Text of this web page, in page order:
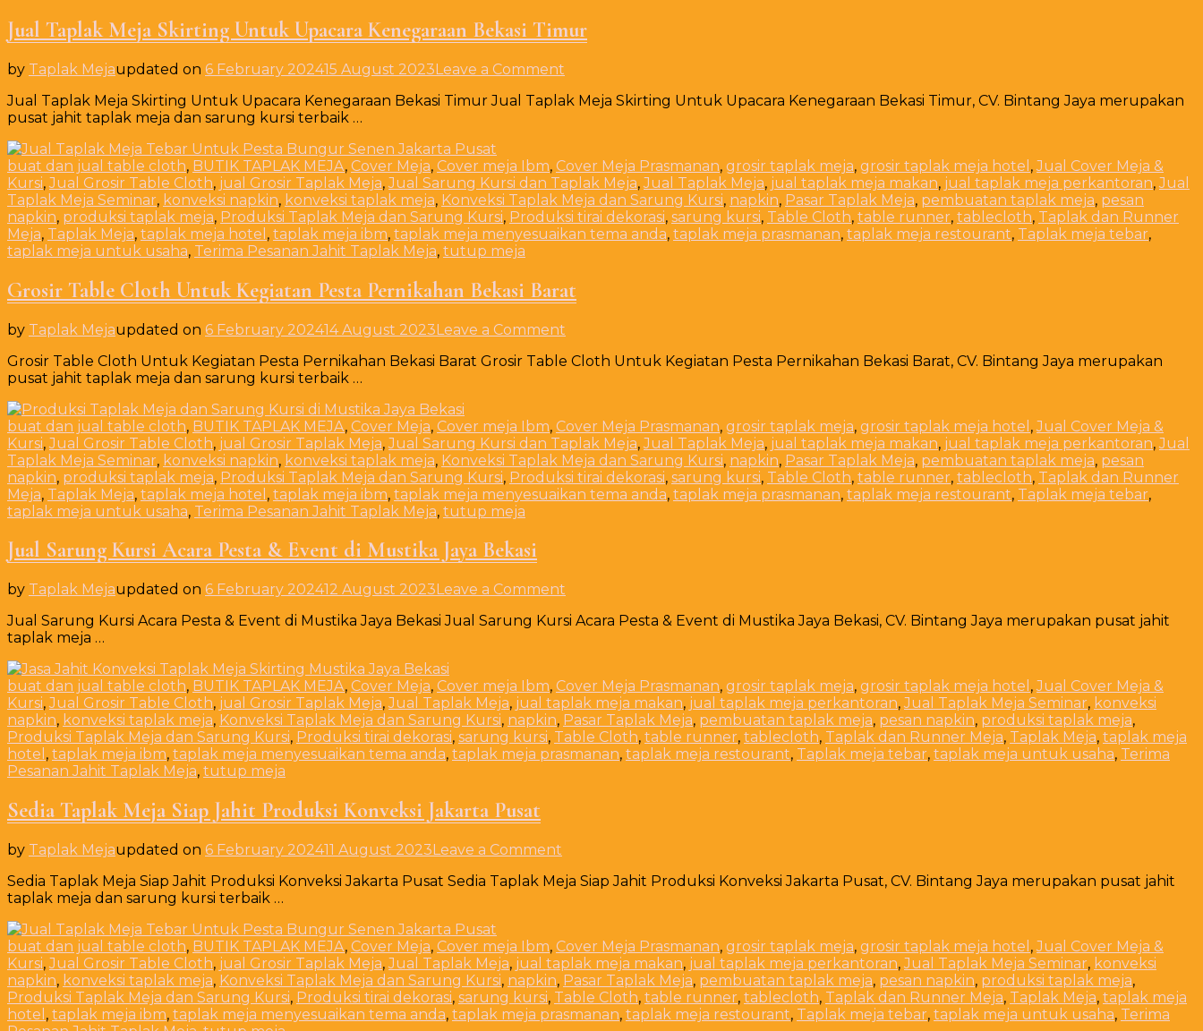
Jual Taplak Meja Skirting Untuk Upacara Kenegaraan Bekasi Timur
by Taplak Mejaupdated on 6 February 202415 August 2023Leave a Comment
Taplak
Upacara
Kenegaraan
Bekasi
Timur
Jual Taplak Meja Skirting Untuk Upacara Kenegaraan Bekasi Timur Jual Taplak Meja Skirting Untuk Upacara Kenegaraan Bekasi Timur, CV. Bintang Jaya merupakan
pusat jahit taplak meja dan sarung kursi terbaik …
buat dan jual table cloth, BUTIK TAPLAK MEJA, Cover Meja, Cover meja Ibm, Cover Meja Prasmanan, grosir taplak meja, grosir taplak meja hotel ,Jual Cover Meja &
Kursi,Jual Grosir Table Cloth, jual Grosir Taplak Meja,Jual Sarung Kursi dan Taplak Meja,Jual Taplak Meja, jual taplak meja makan, jual taplak meja perkantoran,Jual
Taplak Meja Seminar, konveksi napkin, konveksi taplak meja, Konveksi Taplak Meja dan Sarung Kursi, napkin, Pasar Taplak Meja, pembuatan taplak meja, pesan
napkin, produksi taplak meja, Produksi Taplak Meja dan Sarung Kursi, Produksi tirai dekorasi, sarung kursi, Table Cloth, table runner, tablecloth, Taplak dan Runner
Meja, Taplak Meja, taplak meja hotel , taplak meja ibm, taplak meja menyesuaikan tema anda, taplak meja prasmanan, taplak meja restourant, Taplak meja tebar,
taplak meja untuk usaha, Terima Pesanan Jahit Taplak Meja, tutup meja
Grosir Table Cloth Untuk Kegiatan Pesta Pernikahan Bekasi Barat
by Taplak Mejaupdated on 6 February 202414 August 2023Leave a Comment
Table
Pesta
Pernikahan
Bekasi
Barat
Grosir Table Cloth Untuk Kegiatan Pesta Pernikahan Bekasi Barat Grosir Table Cloth Untuk Kegiatan Pesta Pernikahan Bekasi Barat, CV. Bintang Jaya merupakan
pusat jahit taplak meja dan sarung kursi terbaik …
buat dan jual table cloth, BUTIK TAPLAK MEJA, Cover Meja, Cover meja Ibm, Cover Meja Prasmanan, grosir taplak meja, grosir taplak meja hotel ,Jual Cover Meja &
Kursi,Jual Grosir Table Cloth, jual Grosir Taplak Meja,Jual Sarung Kursi dan Taplak Meja,Jual Taplak Meja, jual taplak meja makan, jual taplak meja perkantoran,Jual
Taplak Meja Seminar, konveksi napkin, konveksi taplak meja, Konveksi Taplak Meja dan Sarung Kursi, napkin, Pasar Taplak Meja, pembuatan taplak meja, pesan
napkin, produksi taplak meja, Produksi Taplak Meja dan Sarung Kursi, Produksi tirai dekorasi, sarung kursi, Table Cloth, table runner, tablecloth, Taplak dan Runner
Meja, Taplak Meja, taplak meja hotel , taplak meja ibm, taplak meja menyesuaikan tema anda, taplak meja prasmanan, taplak meja restourant, Taplak meja tebar,
taplak meja untuk usaha, Terima Pesanan Jahit Taplak Meja, tutup meja
Jual Sarung Kursi Acara Pesta & Event di Mustika Jaya Bekasi
by Taplak Mejaupdated on 6 February 202412 August 2023 Leave a Comment
Sarung
&
Event
di
Mustika
Jaya
Jual Sarung Kursi Acara Pesta & Event di Mustika Jaya Bekasi Jual Sarung Kursi Acara Pesta & Event di Mustika Jaya Bekasi, CV. Bintang Jaya merupakan pusat jahit
taplak meja …
buat dan jual table cloth, BUTIK TAPLAK MEJA, Cover Meja, Cover meja Ibm, Cover Meja Prasmanan, grosir taplak meja, grosir taplak meja hotel ,Jual Cover Meja &
Kursi,Jual Grosir Table Cloth, jual Grosir Taplak Meja,Jual Taplak Meja, jual taplak meja makan, jual taplak meja perkantoran,Jual Taplak Meja Seminar, konveksi
napkin, konveksi taplak meja, Konveksi Taplak Meja dan Sarung Kursi, napkin, Pasar Taplak Meja, pembuatan taplak meja, pesan napkin, produksi taplak meja,
Produksi Taplak Meja dan Sarung Kursi, Produksi tirai dekorasi, sarung kursi, Table Cloth, table runner, tablecloth, Taplak dan Runner Meja, Taplak Meja, taplak meja
hotel , taplak meja ibm, taplak meja menyesuaikan tema anda, taplak meja prasmanan, taplak meja restourant, Taplak meja tebar, taplak meja untuk usaha, Terima
Pesanan Jahit Taplak Meja, tutup meja
Sedia Taplak Meja Siap Jahit Produksi Konveksi Jakarta Pusat
by Taplak Mejaupdated on 6 February 202411 August 2023 Leave a Comment
Taplak
Produksi
Konveksi
Jakarta
Pusat
Sedia Taplak Meja Siap Jahit Produksi Konveksi Jakarta Pusat Sedia Taplak Meja Siap Jahit Produksi Konveksi Jakarta Pusat, CV. Bintang Jaya merupakan pusat jahit
taplak meja dan sarung kursi terbaik …
buat dan jual table cloth, BUTIK TAPLAK MEJA, Cover Meja, Cover meja Ibm, Cover Meja Prasmanan, grosir taplak meja, grosir taplak meja hotel ,Jual Cover Meja &
Kursi,Jual Grosir Table Cloth, jual Grosir Taplak Meja,Jual Taplak Meja, jual taplak meja makan, jual taplak meja perkantoran,Jual Taplak Meja Seminar, konveksi
napkin, konveksi taplak meja, Konveksi Taplak Meja dan Sarung Kursi, napkin, Pasar Taplak Meja, pembuatan taplak meja, pesan napkin, produksi taplak meja,
Produksi Taplak Meja dan Sarung Kursi, Produksi tirai dekorasi, sarung kursi, Table Cloth, table runner, tablecloth, Taplak dan Runner Meja, Taplak Meja, taplak meja
hotel , taplak meja ibm, taplak meja menyesuaikan tema anda, taplak meja prasmanan, taplak meja restourant, Taplak meja tebar, taplak meja untuk usaha, Terima